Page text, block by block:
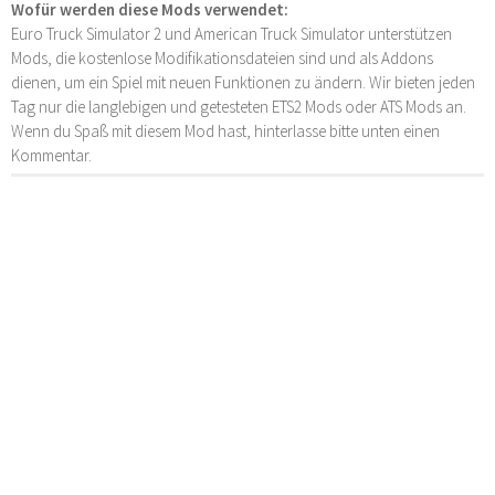
Wofür werden diese Mods verwendet:
Euro Truck Simulator 2 und American Truck Simulator unterstützen
Mods, die kostenlose Modifikationsdateien sind und als Addons
dienen, um ein Spiel mit neuen Funktionen zu ändern. Wir bieten jeden
Tag nur die langlebigen und getesteten ETS2 Mods oder ATS Mods an.
Wenn du Spaß mit diesem Mod hast, hinterlasse bitte unten einen
Kommentar.